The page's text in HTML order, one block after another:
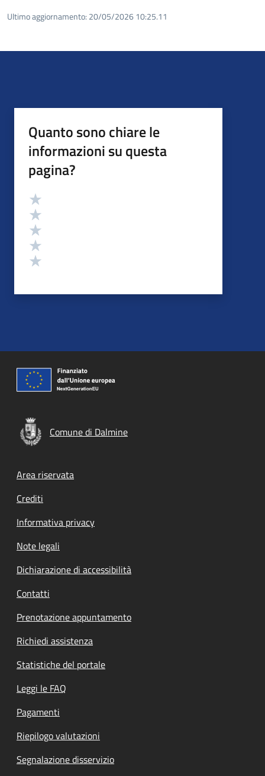
Ultimo aggiornamento: 20/05/2026 10:25.11
Quanto sono chiare le
informazioni su questa
pagina?
Valutazione
Comune di Dalmine
Footer menu
Area riservata
Crediti
Informativa privacy
Note legali
Dichiarazione di accessibilità
Contatti
Prenotazione appuntamento
Richiedi assistenza
Statistiche del portale
Leggi le FAQ
Pagamenti
Riepilogo valutazioni
Segnalazione disservizio